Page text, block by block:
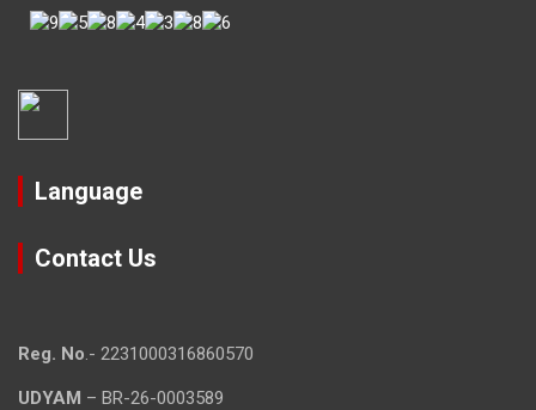
Language
Contact Us
Reg. No.- 2231000316860570
UDYAM – BR-26-0003589